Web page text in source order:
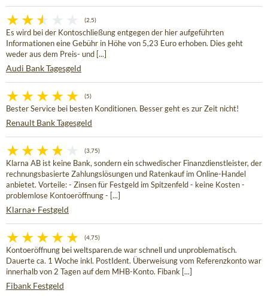
(2,5)
Es wird bei der Kontoschließung entgegen der hier aufgeführten
Informationen eine Gebühr in Höhe von 5,23 Euro erhoben. Dies geht
weder aus dem Preis- und [...]
Audi Bank Tagesgeld
(5)
Bester Service bei besten Konditionen. Besser geht es zur Zeit nicht!
Renault Bank Tagesgeld
(3,75)
Klarna AB ist keine Bank, sondern ein schwedischer Finanzdienstleister, der
rechnungsbasierte Zahlungslösungen und Ratenkauf im Online-Handel
anbietet. Vorteile: - Zinsen für Festgeld im Spitzenfeld - keine Kosten -
problemlose Kontoeröffnung - [...]
Klarna+ Festgeld
(4,75)
Kontoeröffnung bei weltsparen.de war schnell und unproblematisch.
Dauerte ca. 1 Woche inkl. PostIdent. Überweisung vom Referenzkonto war
innerhalb von 2 Tagen auf dem MHB-Konto. Fibank [...]
Fibank Festgeld